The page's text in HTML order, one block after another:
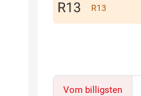
R13
Vom billigsten